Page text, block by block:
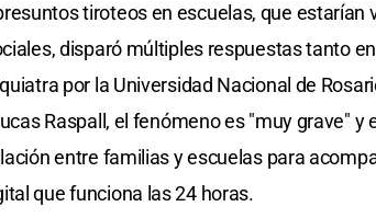
tiroteos en escuelas, que estarían
disparó múltiples respuestas tanto
por la Universidad Nacional de
Raspall, el fenómeno es "muy grave" y
entre familias y escuelas para
que funciona las 24 horas.